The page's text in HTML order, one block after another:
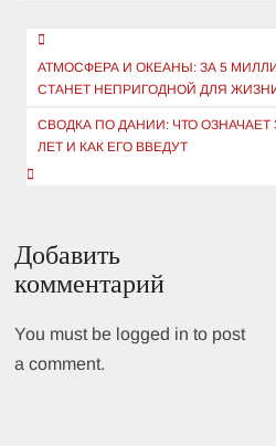
Навигация
по
записям
АТМОСФЕРА И ОКЕАНЫ: ЗА 5
СТАНЕТ НЕПРИГОДНОЙ ДЛЯ
СВОДКА ПО ДАНИИ: ЧТО
ЛЕТ И КАК ЕГО ВВЕДУТ
Добавить
комментарий
You must be logged in to post
a comment.